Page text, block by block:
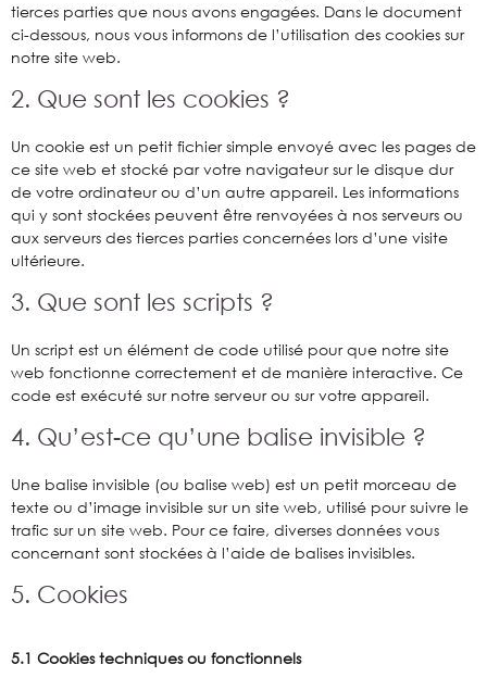
tierces parties que nous avons engagées. Dans le document
ci-dessous, nous vous informons de l’utilisation des cookies sur
notre site web.
2. Que sont les cookies ?
Un cookie est un petit fichier simple envoyé avec les pages de
ce site web et stocké par votre navigateur sur le disque dur
de votre ordinateur ou d’un autre appareil. Les informations
qui y sont stockées peuvent être renvoyées à nos serveurs ou
aux serveurs des tierces parties concernées lors d’une visite
ultérieure.
3. Que sont les scripts ?
Un script est un élément de code utilisé pour que notre site
web fonctionne correctement et de manière interactive. Ce
code est exécuté sur notre serveur ou sur votre appareil.
4. Qu’est-ce qu’une balise invisible ?
Une balise invisible (ou balise web) est un petit morceau de
texte ou d’image invisible sur un site web, utilisé pour suivre le
trafic sur un site web. Pour ce faire, diverses données vous
concernant sont stockées à l’aide de balises invisibles.
5. Cookies
5.1 Cookies techniques ou fonctionnels